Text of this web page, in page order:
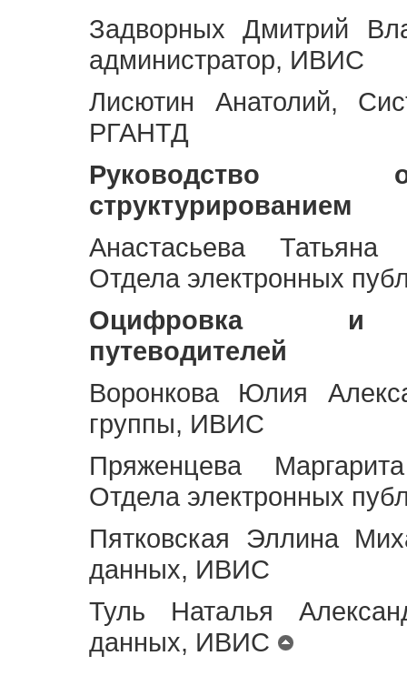
Задворных Дмитрий
администратор, ИВИС
Лисютин Анатолий,
РГАНТД
Руководство
структурированием
Анастасьева Татьяна
Отдела электронных
Оцифровка и
путеводителей
Воронкова Юлия
группы, ИВИС
Пряженцева
Отдела электронных
Пятковская Эллина
данных, ИВИС
Туль Наталья
данных, ИВИС